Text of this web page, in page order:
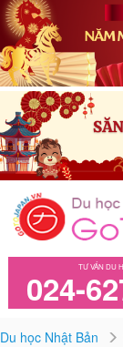
TƯ VẤN DU
024-
Du học Nhật Bản